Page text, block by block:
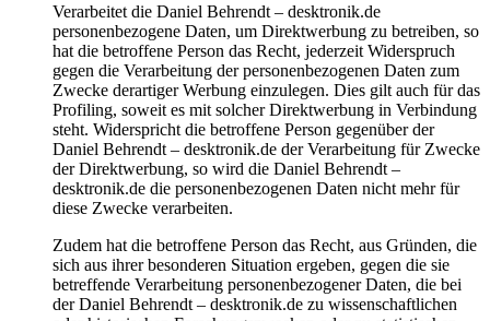
Verarbeitet die Daniel Behrendt – desktronik.de
personenbezogene Daten, um Direktwerbung zu betreiben, so
hat die betroffene Person das Recht, jederzeit Widerspruch
gegen die Verarbeitung der personenbezogenen Daten zum
Zwecke derartiger Werbung einzulegen. Dies gilt auch für das
Profiling, soweit es mit solcher Direktwerbung in Verbindung
steht. Widerspricht die betroffene Person gegenüber der
Daniel Behrendt – desktronik.de der Verarbeitung für Zwecke
der Direktwerbung, so wird die Daniel Behrendt –
desktronik.de die personenbezogenen Daten nicht mehr für
diese Zwecke verarbeiten.
Zudem hat die betroffene Person das Recht, aus Gründen, die
sich aus ihrer besonderen Situation ergeben, gegen die sie
betreffende Verarbeitung personenbezogener Daten, die bei
der Daniel Behrendt – desktronik.de zu wissenschaftlichen